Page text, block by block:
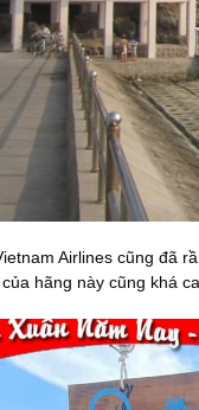
Airlines cũng đã
hãng này cũng khá